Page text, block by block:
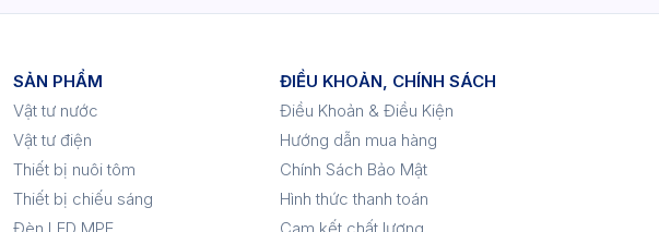
SẢN PHẨM
Vật tư nước
Vật tư điện
Thiết bị nuôi tôm
Thiết bị chiếu sáng
ĐIỀU KHOẢN, CHÍNH SÁCH
Điều Khoản & Điều Kiện
Hướng dẫn mua hàng
Chính Sách Bảo Mật
Hình thức thanh toán